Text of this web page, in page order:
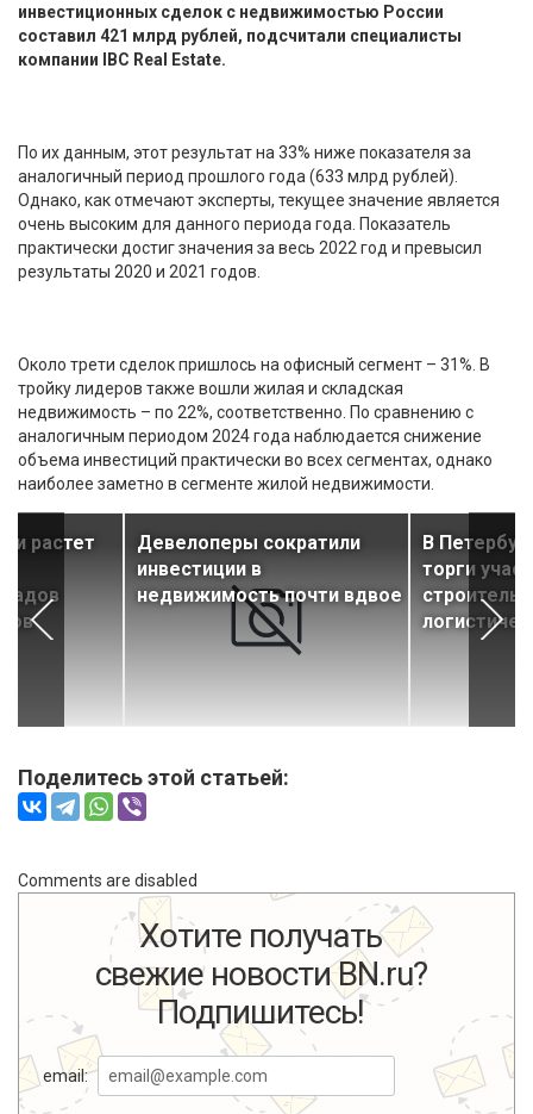
инвестиционных сделок с недвижимостью России
составил 421 млрд рублей, подсчитали специалисты
компании IBC Real Estate.
По их данным, этот результат на 33% ниже показателя за
аналогичный период прошлого года (633 млрд рублей).
Однако, как отмечают эксперты, текущее значение является
очень высоким для данного периода года. Показатель
практически достиг значения за весь 2022 год и превысил
результаты 2020 и 2021 годов.
Около трети сделок пришлось на офисный сегмент – 31%. В
тройку лидеров также вошли жилая и складская
недвижимость – по 22%, соответственно. По сравнению с
аналогичным периодом 2024 года наблюдается снижение
объема инвестиций практически во всех сегментах, однако
наиболее заметно в сегменте жилой недвижимости.
растет
Девелоперы сократили
инвестиции в
недвижимость почти вдвое
В
торги
Поделитесь этой статьей:
Comments are disabled
Хотите получать
свежие новости BN.ru?
Подпишитесь!
email: